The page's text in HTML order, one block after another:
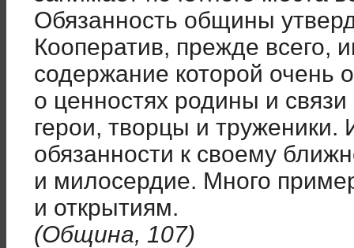
Обязанность общины
Кооператив, прежде всего,
содержание которой очень
о ценностях родины и
герои, творцы и труженики.
обязанности к своему
и милосердие. Много
и открытиям.
(Община, 107)